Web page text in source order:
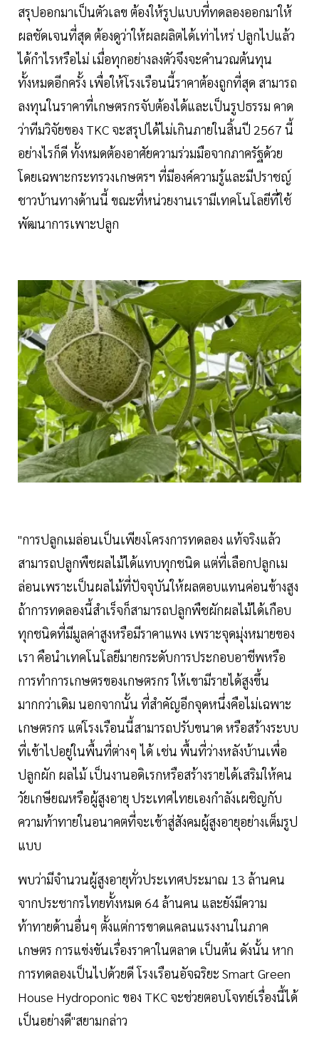
สรุปออกมาเป็นตัวเลข ต้องให้รูปแบบที่ทดลองออกมาให้
ผลชัดเจนที่สุด ต้องดูว่าให้ผลผลิตได้เท่าไหร่ ปลูกไปแล้ว
ได้กำไรหรือไม่ เมื่อทุกอย่างลงตัวจึงจะคำนวณต้นทุน
ทั้งหมดอีกครั้ง เพื่อให้โรงเรือนนี้ราคาต้องถูกที่สุด สามารถ
ลงทุนในราคาที่เกษตรกรจับต้องได้และเป็นรูปธรรม คาด
ว่าทีมวิจัยของ TKC จะสรุปได้ไม่เกินภายในสิ้นปี 2567 นี้
อย่างไรก็ดี ทั้งหมดต้องอาศัยความร่วมมือจากภาครัฐด้วย
โดยเฉพาะกระทรวงเกษตรฯ ที่มีองค์ความรู้และมีปราชญ์
ชาวบ้านทางด้านนี้ ขณะที่หน่วยงานเรามีเทคโนโลยีที่ใช้
พัฒนาการเพาะปลูก
"การปลูกเมล่อนเป็นเพียงโครงการทดลอง แท้จริงแล้ว
สามารถปลูกพืชผลไม้ได้แทบทุกชนิด แต่ที่เลือกปลูกเม
ล่อนเพราะเป็นผลไม้ที่ปัจจุบันให้ผลตอบแทนค่อนข้างสูง
ถ้าการทดลองนี้สำเร็จก็สามารถปลูกพืชผักผลไม้ได้เกือบ
ทุกชนิดที่มีมูลค่าสูงหรือมีราคาแพง เพราะจุดมุ่งหมายของ
เรา คือนำเทคโนโลยีมายกระดับการประกอบอาชีพหรือ
การทำการเกษตรของเกษตรกร ให้เขามีรายได้สูงขึ้น
มากกว่าเดิม นอกจากนั้น ที่สำคัญอีกจุดหนึ่งคือไม่เฉพาะ
เกษตรกร แต่โรงเรือนนี้สามารถปรับขนาด หรือสร้างระบบ
ที่เข้าไปอยู่ในพื้นที่ต่างๆ ได้ เช่น พื้นที่ว่างหลังบ้านเพื่อ
ปลูกผัก ผลไม้ เป็นงานอดิเรกหรือสร้างรายได้เสริมให้คน
วัยเกษียณหรือผู้สูงอายุ ประเทศไทยเองกำลังเผชิญกับ
ความท้าทายในอนาคตที่จะเข้าสู่สังคมผู้สูงอายุอย่างเต็มรูป
แบบ
พบว่ามีจำนวนผู้สูงอายุทั่วประเทศประมาณ 13 ล้านคน
จากประชากรไทยทั้งหมด 64 ล้านคน และยังมีความ
ท้าทายด้านอื่นๆ ตั้งแต่การขาดแคลนแรงงานในภาค
เกษตร การแข่งขันเรื่องราคาในตลาด เป็นต้น ดังนั้น หาก
การทดลองเป็นไปด้วยดี โรงเรือนอัจฉริยะ Smart Green
House Hydroponic ของ TKC จะช่วยตอบโจทย์เรื่องนี้ได้
เป็นอย่างดี"สยามกล่าว